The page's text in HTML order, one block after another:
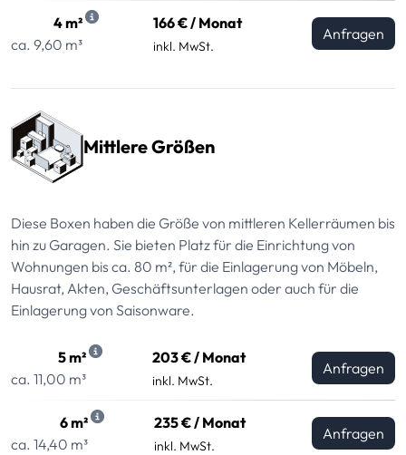
4 m²
ca. 9,60 m³
166 € / Monat
inkl. MwSt.
Anfragen
Mittlere Größen
Diese Boxen haben die Größe von mittleren Kellerräumen bis
hin zu Garagen. Sie bieten Platz für die Einrichtung von
Wohnungen bis ca. 80 m², für die Einlagerung von Möbeln,
Hausrat, Akten, Geschäftsunterlagen oder auch für die
Einlagerung von Saisonware.
5 m²
ca. 11,00 m³
203 € / Monat
inkl. MwSt.
Anfragen
6 m²
ca. 14,40 m³
235 € / Monat
inkl. MwSt.
Anfragen